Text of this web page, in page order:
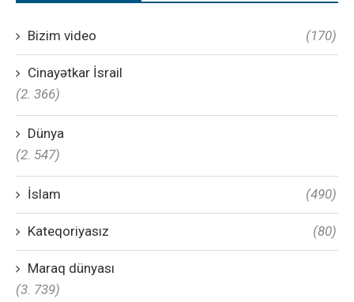
Bizim video (170)
Cinayətkar İsrail
(2. 366)
Dünya
(2. 547)
İslam (490)
Kateqoriyasız (80)
Maraq dünyası
(3. 739)